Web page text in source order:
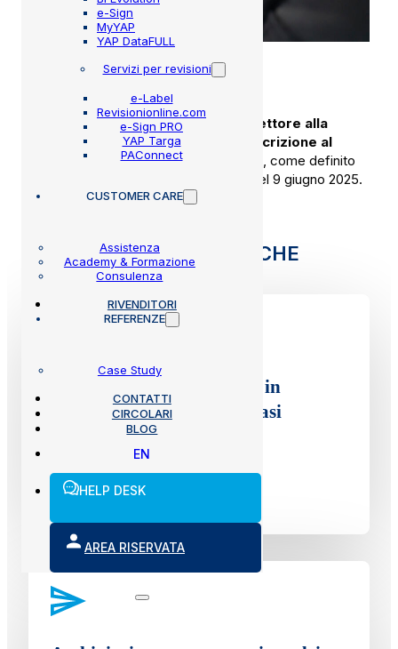
e-Sign
MyYAP
YAP DataFULL
Servizi per revisioni
e-Label
Revisionionline.com
e-Sign PRO
YAP Targa
PAConnect
CUSTOMER CARE
Assistenza
Academy & Formazione
Consulenza
RIVENDITORI
REFERENZE
Case Study
CONTATTI
CIRCOLARI
BLOG
EN
HELP DESK
AREA RISERVATA
La firma qualificata MMBabilita l’ispettore alla
presentazione della domanda di iscrizione al
Registro Unico degli Ispettori (RUI) , come definito
dal Decreto Dirigenziale prot. n° 198 del 9 giugno 2025.
FUNZIONALITÀ SPECIFICHE
Possibilità di sottoscrivere in
formato elettronico qualsiasi
documento